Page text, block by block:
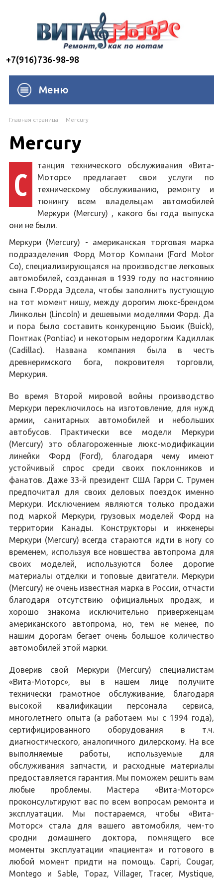
+7(916)736-98-98
Меню
Главная страница Mercury
Mercury
С
танция технического обслуживания «Вита-
Моторс» предлагает свои услуги по
техническому обслуживанию, ремонту и
тюнингу всем владельцам автомобилей
Меркури (Mercury) , какого бы года выпуска
они не были.
Меркури (Mercury) - американская торговая марка
подразделения Форд Мотор Компани (Ford Motor
Co), специализирующаяся на производстве легковых
автомобилей, созданная в 1939 году по настоянию
сына Г.Форда Эдсела, чтобы заполнить пустующую
на тот момент нишу, между дорогим люкс-брендом
Линкольн (Lincoln) и дешевыми моделями Форд. Да
и пора было составить конкуренцию Бьюик (Buick),
Понтиак (Pontiac) и некоторым недорогим Кадиллак
(Cadillac). Названа компания была в честь
древнеримского бога, покровителя торговли,
Меркурия.
Во время Второй мировой войны производство
Меркури переключилось на изготовление, для нужд
армии, санитарных автомобилей и небольших
автобусов. Практически все модели Меркури
(Mercury) это облагороженные люкс-модификации
линейки Форд (Ford), благодаря чему имеют
устойчивый спрос среди своих поклонников и
фанатов. Даже 33-й президент США Гарри С. Трумен
предпочитал для своих деловых поездок именно
Меркури. Исключением являются только продажи
под маркой Меркури, грузовых моделей Форд на
территории Канады. Конструкторы и инженеры
Меркури (Mercury) всегда стараются идти в ногу со
временем, используя все новшества автопрома для
своих моделей, используются более дорогие
материалы отделки и топовые двигатели. Меркури
(Mercury) не очень известная марка в России, отчасти
благодаря отсутствию официальных продаж, и
хорошо знакома исключительно приверженцам
американского автопрома, но, тем не менее, по
нашим дорогам бегает очень большое количество
автомобилей этой марки.
Доверив свой Меркури (Mercury) специалистам
«Вита-Моторс», вы в нашем лице получите
технически грамотное обслуживание, благодаря
высокой квалификации персонала сервиса,
многолетнего опыта (а работаем мы с 1994 года),
сертифицированного оборудования в т.ч.
диагностического, аналогичного дилерскому. На все
выполняемые работы, используемые для
обслуживания запчасти, и расходные материалы
предоставляется гарантия. Мы поможем решить вам
любые проблемы. Мастера «Вита-Моторс»
проконсультируют вас по всем вопросам ремонта и
эксплуатации. Мы постараемся, чтобы «Вита-
Моторс» стала для вашего автомобиля, чем-то
сродни домашнего доктора, помнящего все
моменты эксплуатации «пациента» и готового в
любой момент придти на помощь. Capri, Cougar,
Montego и Sable, Topaz, Villager, Tracer, Mystique,